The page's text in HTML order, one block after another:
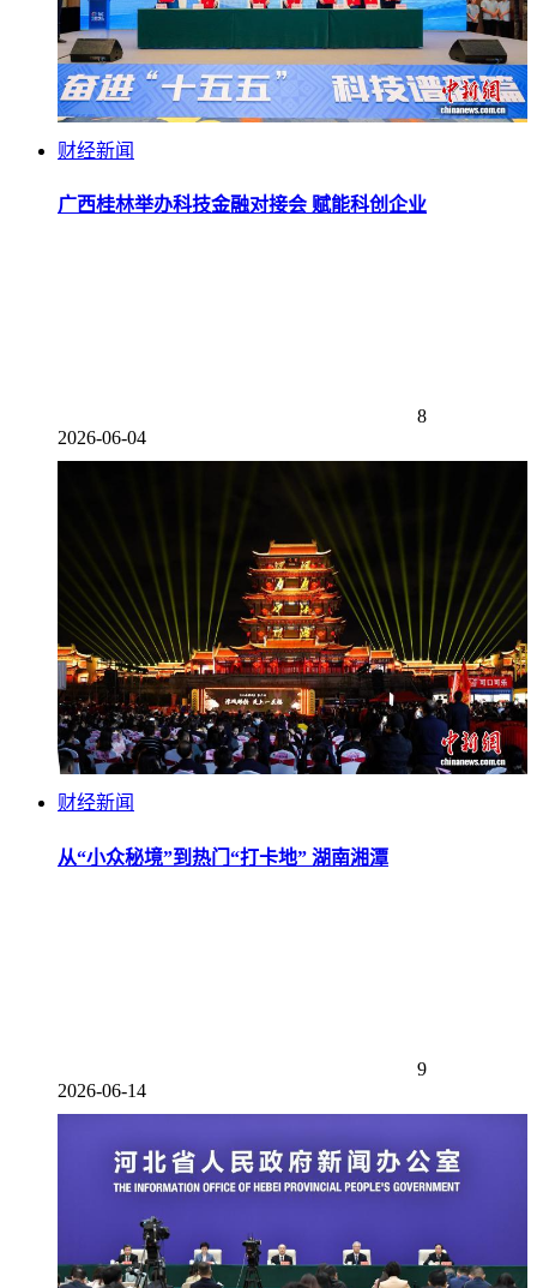
财经新闻
广西桂林举办科技金融对接会 赋能科创企业
8
2026-06-04
财经新闻
从“小众秘境”到热门“打卡地” 湖南湘潭
9
2026-06-14